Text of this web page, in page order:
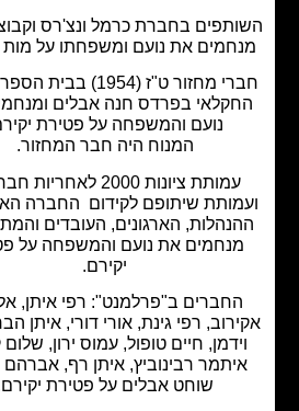
בחברת כרמל ונצ'רס וקבוצת ויולה
את נועם ומשפחתו על מות יקירם.
חברי מחזור ט"ז (1954) בבית הספר התיכון
בפרדס חנה אבלים ומנחמים את
נועם והמשפחה על פטירת יקירם.
המנוח היה חבר המחזור.
עמותת ציונות 2000 לאחריות חברתית
שיתופם לקידום החברה האזרחית,
הארגונים, העובדים והמתנדבים
את נועם והמשפחה על פטירת
ב"פרלמנט": רפי איתן, אלפרד
רפי גינת, אורי דורי, איתן הבר, משה
חיים טופול, עמוס ירון, שלום קיטל,
רבינוביץ, איתן רף, אברהם בייגה
שוחט אבלים על פטירת יקירם.